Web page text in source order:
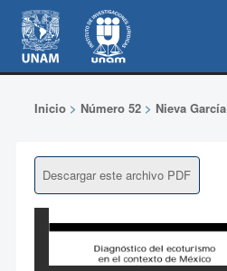
Inicio> Número 52> Nieva García
Descargar este archivo PDF